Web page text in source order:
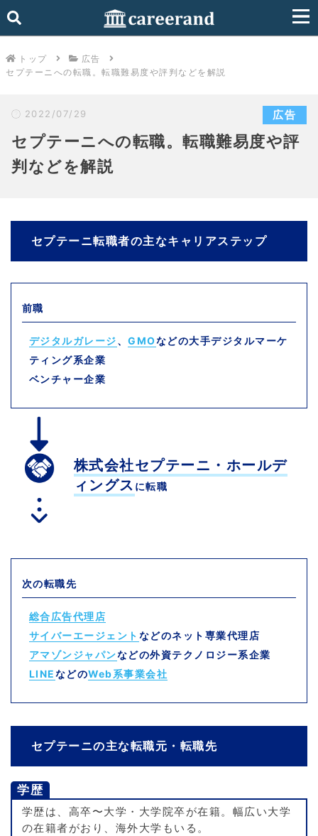
トップ
広告
セプテーニへの転職。転職難易度や評判などを解説
2022/07/29 広告
セプテーニへの転職。転職難易度や評
判などを解説
セプテーニ転職者の主なキャリアステップ
前職
デジタルガレージ、GMOなどの大手デジタルマーケ
ティング系企業
ベンチャー企業
株式会社セプテーニ・ホールデ
ィングス に転職
次の転職先
総合広告代理店
サイバーエージェント などのネット専業代理店
アマゾンジャパンなどの外資テクノロジー系企業
LINEなどのWeb系事業会社
セプテーニの主な転職元・転職先
学歴
学歴は、高卒〜大学・大学院卒が在籍。幅広い大学
の在籍者がおり、海外大学もいる。